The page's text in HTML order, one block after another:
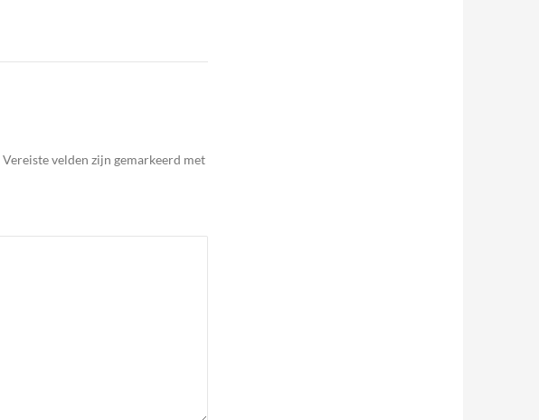
Vereiste velden zijn gemarkeerd met